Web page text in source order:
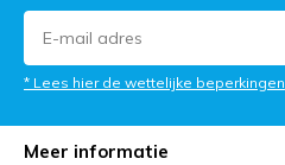
* Lees hier de wettelijke beperkingen
Meer informatie